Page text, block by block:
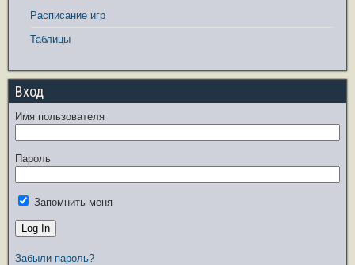
Расписание игр
Таблицы
Вход
Имя пользователя
Пароль
Запомнить меня
Забыли пароль?